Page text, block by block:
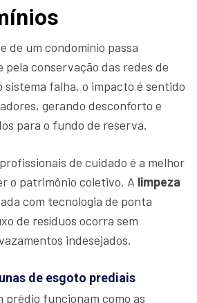
de um condomínio passa
conservação das redes de
sistema falha, o impacto é sentido
gerando desconforto e
para o fundo de reserva.
de cuidado é a melhor
o patrimônio coletivo. A limpeza
com tecnologia de ponta
de resíduos ocorra sem
indesejados.
de esgoto prediais
prédio funcionam como as